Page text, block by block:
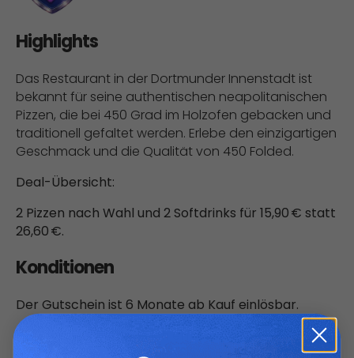
Highlights
Das Restaurant in der Dortmunder Innenstadt ist
bekannt für seine authentischen neapolitanischen
Pizzen, die bei 450 Grad im Holzofen gebacken und
traditionell gefaltet werden. Erlebe den einzigartigen
Geschmack und die Qualität von 450 Folded.
Deal-Übersicht:
2 Pizzen nach Wahl und 2 Softdrinks für 15,90 € statt
26,60 €.
Konditionen
Der Gutschein ist 6 Monate ab Kauf einlösbar.
Reservierung verbindlich erforderlich unter
(0231)-99-32-7556 .